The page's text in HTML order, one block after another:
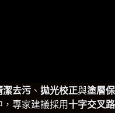
潔去污 、 拋光校正與塗層
專家建議採用十字交叉